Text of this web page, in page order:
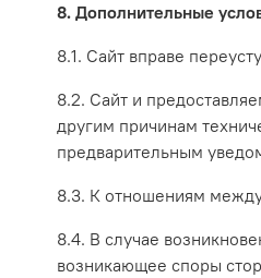
8. Дополнительные
8.1. Сайт вправе
8.2. Сайт и
другим причинам
предварительным
8.3. К отношениям
8.4. В случае
возникающее споры